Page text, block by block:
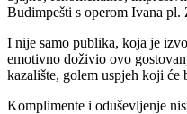
Budimpešti s operom Ivana
I nije samo publika, koja je
emotivno doživio ovo
kazalište, golem uspjeh koji
Komplimente i oduševljenje